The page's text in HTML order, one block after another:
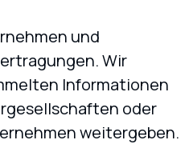
und
Wir
Informationen
oder
weitergeben.